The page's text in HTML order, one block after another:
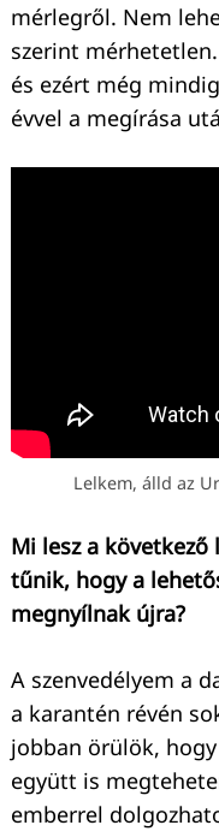
mérlegről. Nem
szerint
és ezért még
évvel a megírása
Lelkem, álld az
Mi lesz a
tűnik, hogy a
megnyílnak újra?
A szenvedélyem a
a karantén révén
jobban örülök,
együtt is
emberrel